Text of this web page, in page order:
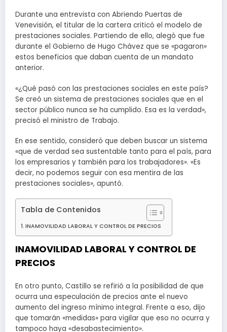
Durante una entrevista con Abriendo Puertas de
Venevisión, el titular de la cartera criticó el modelo de
prestaciones sociales. Partiendo de ello, alegó que fue
durante el Gobierno de Hugo Chávez que se «pagaron»
estos beneficios que daban cuenta de un mandato
anterior.
«¿Qué pasó con las prestaciones sociales en este país?
Se creó un sistema de prestaciones sociales que en el
sector público nunca se ha cumplido. Esa es la verdad»,
precisó el ministro de Trabajo.
En ese sentido, consideró que deben buscar un sistema
«que de verdad sea sustentable tanto para el país, para
los empresarios y también para los trabajadores». «Es
decir, no podemos seguir con esa mentira de las
prestaciones sociales», apuntó.
Tabla de Contenidos
INAMOVILIDAD LABORAL Y CONTROL DE PRECIOS
INAMOVILIDAD LABORAL Y CONTROL DE
PRECIOS
En otro punto, Castillo se refirió a la posibilidad de que
ocurra una especulación de precios ante el nuevo
aumento del ingreso mínimo integral. Frente a eso, dijo
que tomarán «medidas» para vigilar que eso no ocurra y
tampoco haya «desabastecimiento».